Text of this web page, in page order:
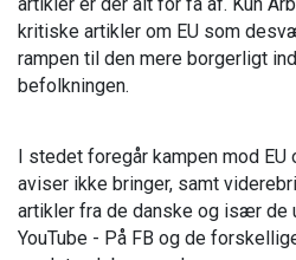
kritiske artikler om EU som
rampen til den mere borgerligt
befolkningen.
I stedet foregår kampen mod
aviser ikke bringer, samt
artikler fra de danske og især de
YouTube - På FB og de